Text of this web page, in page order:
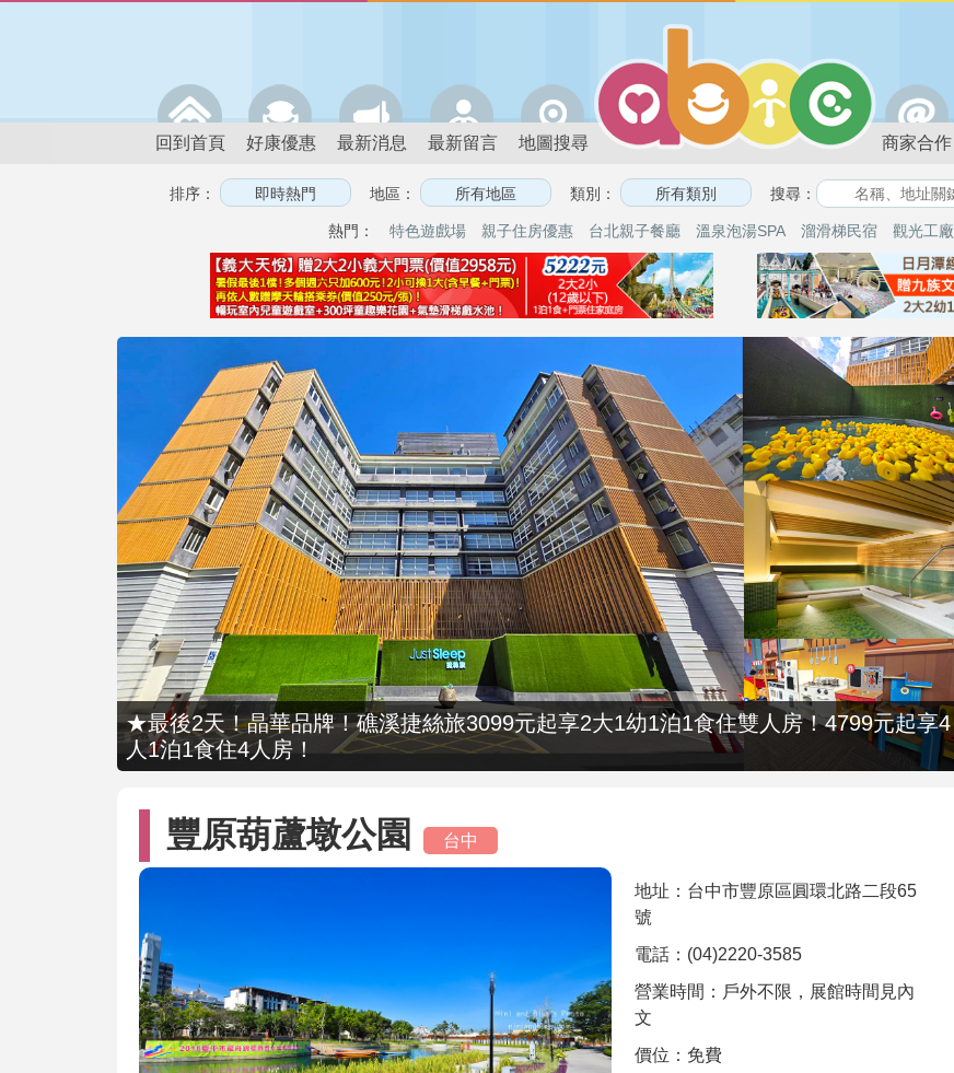
回到首頁 好康優惠 最新消息 最新留言 地圖搜尋 商家合作
排序： 地區： 類別： 搜尋：
熱門： 特色遊戲場 親子住房優惠 台北親子餐廳 溫泉泡湯SPA 溜滑梯民宿 觀光工廠
★最後2天！晶華品牌！礁溪捷絲旅3099元起享2大1幼1泊1食住雙人房！4799元起享4
人1泊1食住4人房！
豐原葫蘆墩公園 台中
地址：台中市豐原區圓環北路二段65
號
電話：(04)2220-3585
營業時間：戶外不限，展館時間見內
文
價位：免費